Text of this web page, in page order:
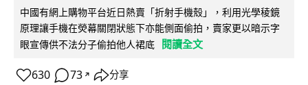
中國有網上購物平台近日熱賣「折射手機殼」，利用光學稜鏡
原理讓手機在熒幕關閉狀態下亦能側面偷拍，賣家更以暗示字
眼宣傳供不法分子偷拍他人裙底
閱讀全文
630 73 ↗ 分享